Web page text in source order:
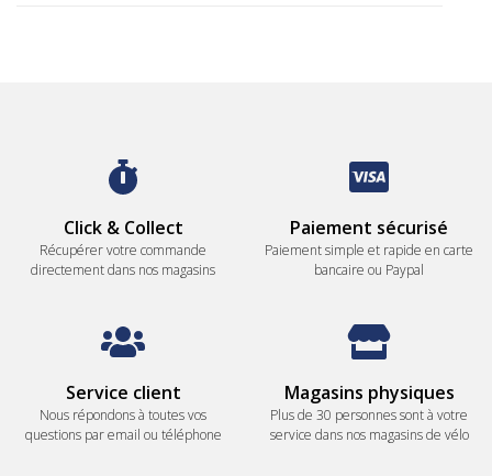
Click & Collect
Récupérer votre commande
directement dans nos magasins
Paiement sécurisé
Paiement simple et rapide en carte
bancaire ou Paypal
Service client
Nous répondons à toutes vos
questions par email ou téléphone
Magasins physiques
Plus de 30 personnes sont à votre
service dans nos magasins de vélo